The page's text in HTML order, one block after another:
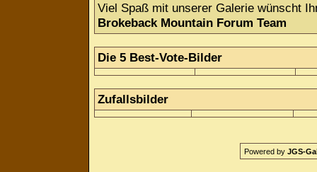
Viel Spaß mit unserer Galerie wünscht
Brokeback Mountain Forum Team
Die 5 Best-Vote-Bilder
Zufallsbilder
Powered by JGS-